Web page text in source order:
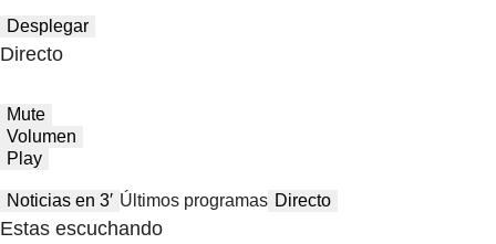
Desplegar
Directo
Mute
Volumen
Play
Noticias en 3′ Últimos programas Directo
Estas escuchando